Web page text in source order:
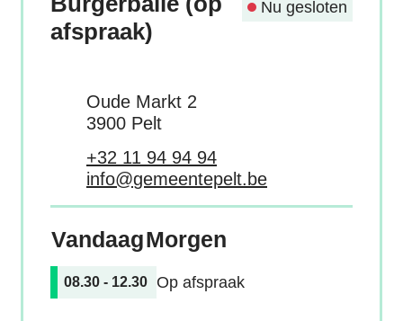
afspraak)
Nu gesloten
AdresOude Markt 2
,3900 Pelt
+32 11 94 94 94
E-mail
info@gemeentepelt.be
VandaagMorgen
08.30 - 12.30 Op afspraak